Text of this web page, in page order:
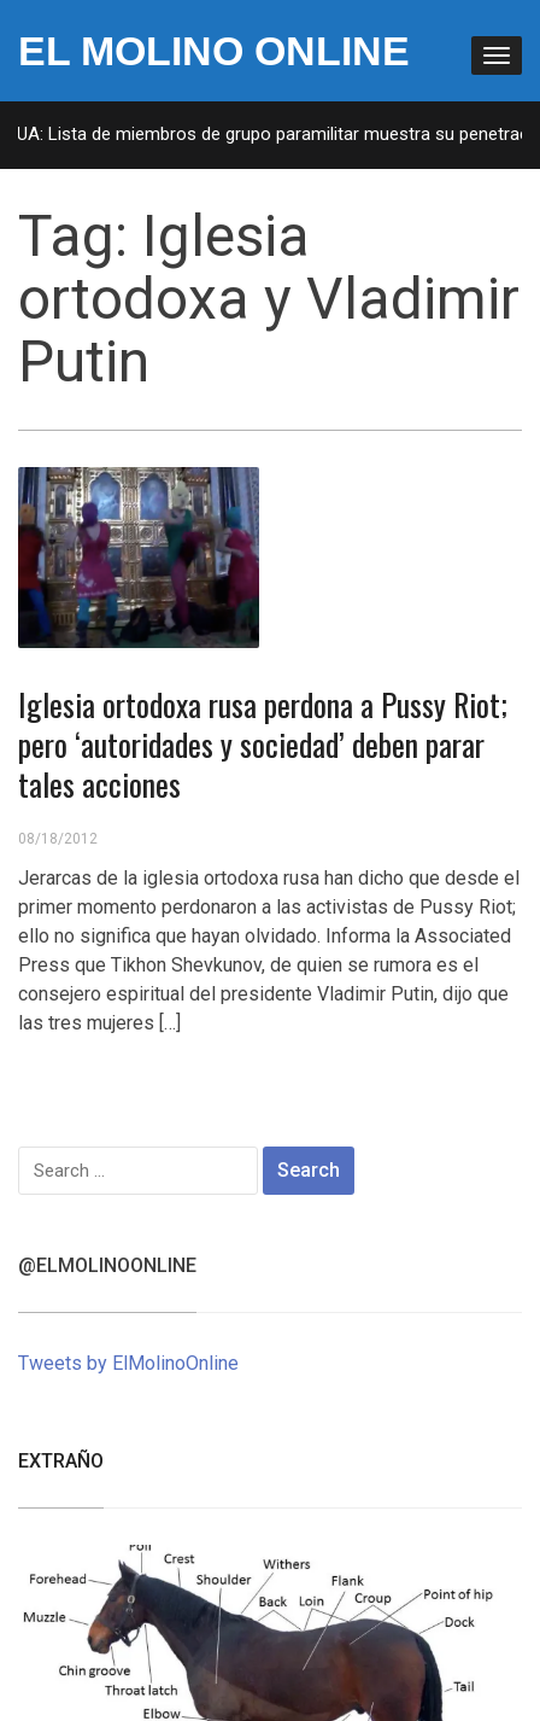
EL MOLINO ONLINE
Lista de miembros de grupo paramilitar muestra su
Tag: Iglesia
ortodoxa y Vladimir
Putin
Iglesia ortodoxa rusa perdona a Pussy Riot;
pero ‘autoridades y sociedad’ deben parar
tales acciones
08/18/2012
Jerarcas de la iglesia ortodoxa rusa han dicho que desde el
primer momento perdonaron a las activistas de Pussy Riot;
ello no significa que hayan olvidado. Informa la Associated
Press que Tikhon Shevkunov, de quien se rumora es el
consejero espiritual del presidente Vladimir Putin, dijo que
las tres mujeres […]
Search
for:
@ELMOLINOONLINE
Tweets by ElMolinoOnline
EXTRAÑO